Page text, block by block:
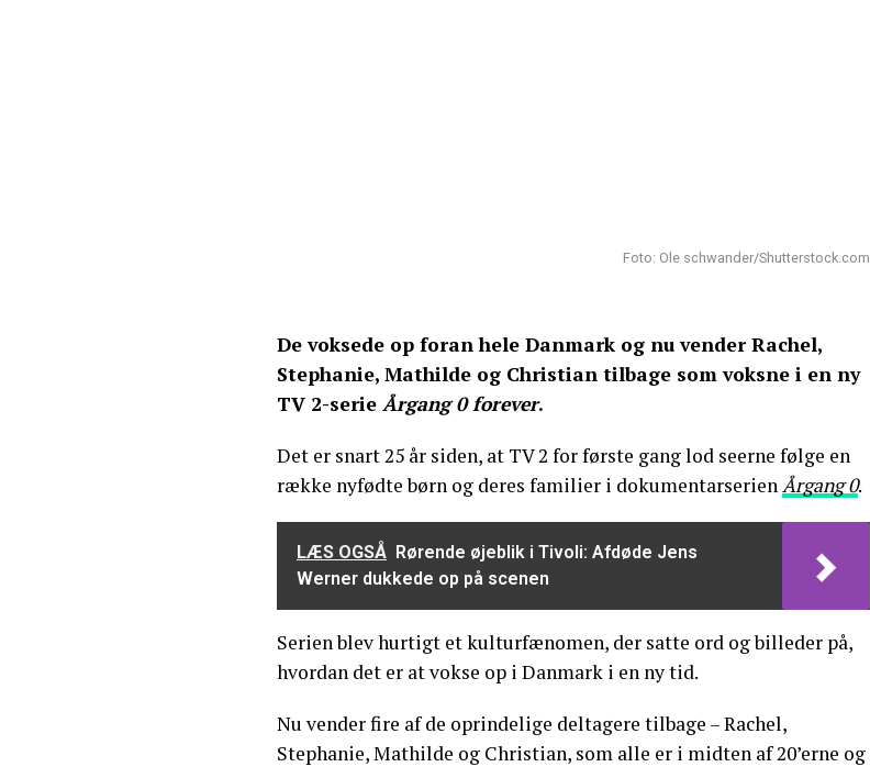
Foto: Ole schwander/Shutterstock.com
De voksede op foran hele Danmark og nu vender Rachel,
Stephanie, Mathilde og Christian tilbage som voksne i en ny
TV 2-serie Årgang 0 forever.
Det er snart 25 år siden, at TV 2 for første gang lod seerne følge en
række nyfødte børn og deres familier i dokumentarserienÅrgang 0.
LÆS OGSÅ Rørende øjeblik i Tivoli: Afdøde Jens
Werner dukkede op på scenen
Serien blev hurtigt et kulturfænomen, der satte ord og billeder på,
hvordan det er at vokse op i Danmark i en ny tid.
Nu vender fire af de oprindelige deltagere tilbage – Rachel,
Stephanie, Mathilde og Christian, som alle er i midten af 20’erne og